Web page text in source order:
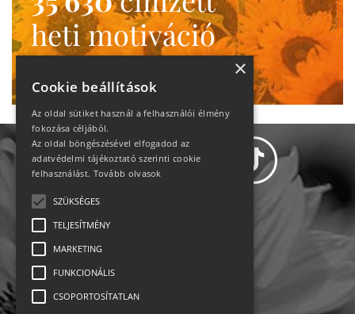
heti motiváció
Ne maradj le!
Impresszum-kapcsolat
×
Cookie beállítások
Az oldal sütiket használ a felhasználói élmény
fokozása céljából.
Az oldal böngészésével elfogadod az
adatvédelmi tájékoztató szerinti cookie
felhasználást. Tovább olvasok
SZÜKSÉGES
TELJESÍTMÉNY
MARKETING
FUNKCIONÁLIS
CSOPORTOSÍTATLAN